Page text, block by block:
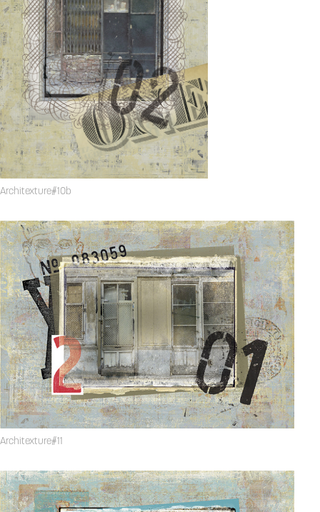
Architexture#10b
Architexture#11